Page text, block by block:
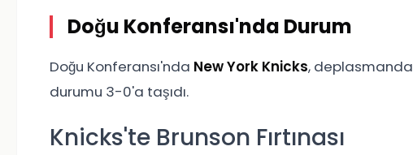
Doğu Konferansı'nda Durum
Doğu Konferansı'nda New York Knicks, deplasmanda
durumu 3-0'a taşıdı.
Knicks'te Brunson Fırtınası